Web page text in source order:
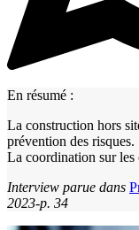
En résumé :
La construction hors
prévention des risques.
La coordination sur les
Interview parue dans
2023-p. 34